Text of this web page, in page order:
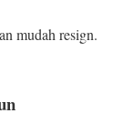
mudah resign.